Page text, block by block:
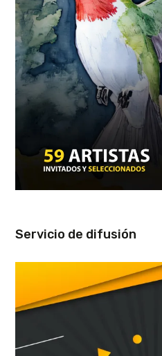
Servicio de difusión